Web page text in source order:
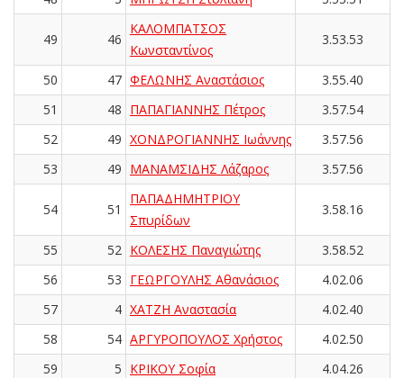
49 46
ΚΑΛΟΜΠΑΤΣΟΣ
Κωνσταντίνος
3.53.53
50 47 ΦΕΛΩΝΗΣ Αναστάσιος
3.55.40
51
48 ΠΑΠΑΓΙΑΝΝΗΣ Πέτρος
3.57.54
52
49 ΧΟΝΔΡΟΓΙΑΝΝΗΣ Ιωάννης
3.57.56
53
49 ΜΑΝΑΜΣΙΔΗΣ Λάζαρος 3.57.56
54 51
ΠΑΠΑΔΗΜΗΤΡΙΟΥ
Σπυρίδων
3.58.16
55 52 ΚΟΛΕΣΗΣ Παναγιώτης
3.58.52
56
53 ΓΕΩΡΓΟΥΛΗΣ Αθανάσιος
4.02.06
57
4 ΧΑΤΖΗ Αναστασία
4.02.40
58
54 ΑΡΓΥΡΟΠΟΥΛΟΣ Χρήστος
4.02.50
59
5 ΚΡΙΚΟΥ Σοφία
4.04.26